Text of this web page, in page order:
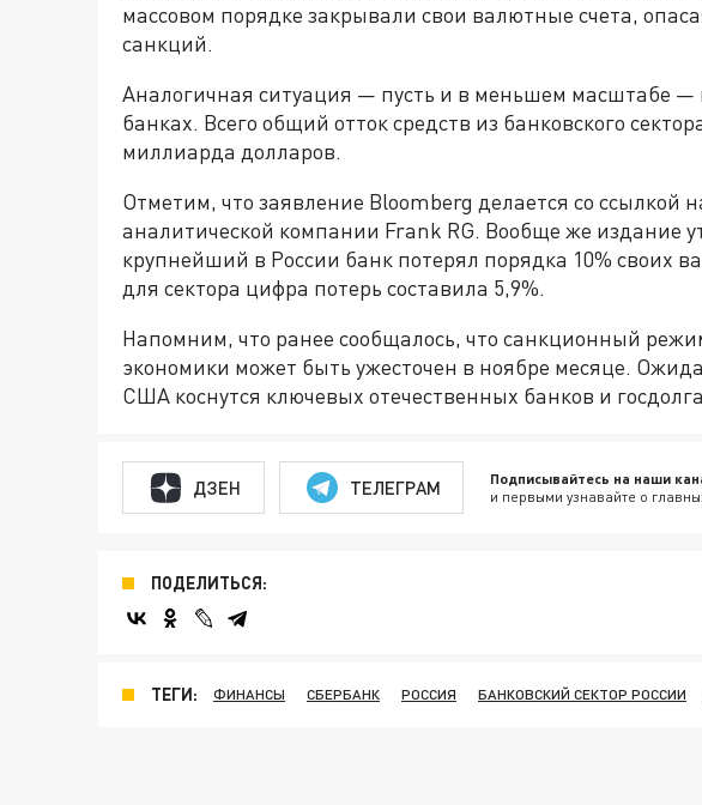
массовом порядке закрывали свои валютные счета,
санкций.
Аналогичная ситуация — пусть и в меньшем масштабе —
банках. Всего общий отток средств из банковского
миллиарда долларов.
Отметим, что заявление Bloomberg делается со ссылкой
аналитической компании Frank RG. Вообще же издание
крупнейший в России банк потерял порядка 10% своих
для сектора цифра потерь составила 5,9%.
Напомним, что ранее сообщалось, что санкционный
экономики может быть ужесточен в ноябре месяце.
США коснутся ключевых отечественных банков и
ДЗЕН ТЕЛЕГРАМ Подписывайтесь на наши
и первыми узнавайте о
ПОДЕЛИТЬСЯ:
ТЕГИ: ФИНАНСЫ СБЕРБАНК РОССИЯ БАНКОВСКИЙ СЕКТОР РОССИИ